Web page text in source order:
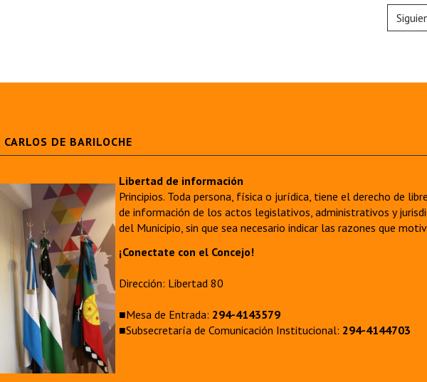
DE BARILOCHE
Libertad de información
Principios. Toda persona, física o jurídica, tiene el derecho de
de información de los actos legislativos, administrativos y
del Municipio, sin que sea necesario indicar las razones que
¡Conectate con el Concejo!
Dirección: Libertad 80
■Mesa de Entrada: 294-4143579
■Subsecretaría de Comunicación Institucional: 294-4144703